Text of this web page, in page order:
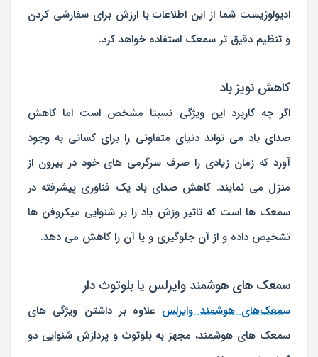
ادیولوژیست شما از این اطلاعات با ارزش برای سفارشی کردن
و تنظیم دقیق تر سمعک استفاده خواهد کرد.
کاهش نویز باد
اگر چه کاربرد این ویژگی نسبتا مشخص است اما کاهش
صدای باد می تواند دنیای متفاوتی را برای کسانی به وجود
آورد که زمان زیادی را صرف سرگرمی های خود در بیرون از
منزل می نمایند. کاهش صدای باد یک فناوری پیشرفته در
سمعک ها است که تاثیر وزش باد را بر شنوایی میکروفن ها
تشخیص داده و از آن جلوگیری و یا آن را کاهش می دهد.
سمعک های هوشمند وایرلس یا بلوتوث دار
سمعک‌های هوشمند وایرلس علاوه بر داشتن ویژگی های
سمعک های هوشمند، مجهز به بلوتوث و پردازش شنوایی دو